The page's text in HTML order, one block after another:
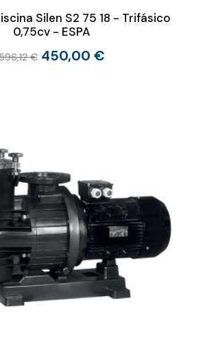
Silen S2 75 18 - Trifásico
0,75cv - ESPA
€ 450,00 €